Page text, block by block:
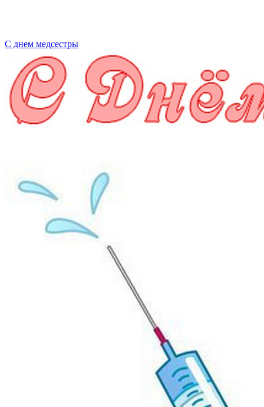
С днем медсестры